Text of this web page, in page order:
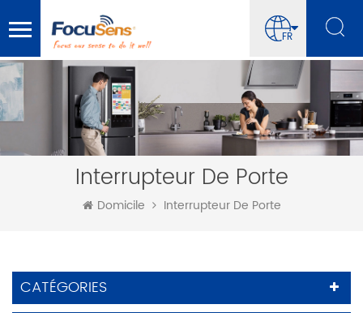
FR
Interrupteur De Porte
Domicile Interrupteur De Porte
CATÉGORIES